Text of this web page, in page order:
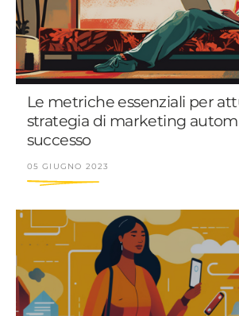
Le metriche essenziali per
strategia di marketing
successo
05 GIUGNO 2023